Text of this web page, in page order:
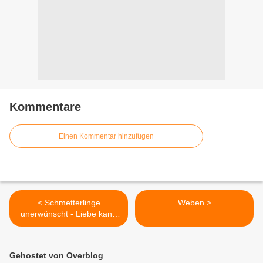
Kommentare
Einen Kommentar hinzufügen
< Schmetterlinge
unerwünscht - Liebe kann
warten
Weben >
Gehostet von Overblog